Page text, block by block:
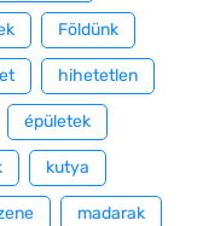
Földünk
hihetetlen
épületek
kutya
madarak